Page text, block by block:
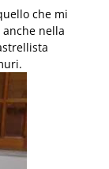
che mi
anche nella